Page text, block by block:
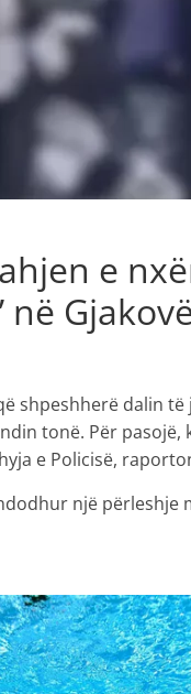
e
në
shpeshherë dalin
tonë. Për
e Policisë,
një përleshje